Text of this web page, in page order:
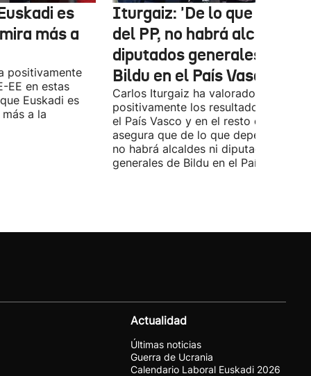
es
más a
positivamente
EE en estas
Euskadi es
a la
Iturgaiz: 'De lo que
del PP, no habrá alcaldes ni
diputados generales de
Bildu en el País Vasco'
Carlos Iturgaiz ha valorado
positivamente los resultados del PP
el País Vasco y en el resto de
asegura que de lo que dependa del
no habrá alcaldes ni diputados
generales de Bildu en el País Vasco.
Actualidad
Últimas noticias
Guerra de Ucrania
Calendario Laboral Euskadi 2026